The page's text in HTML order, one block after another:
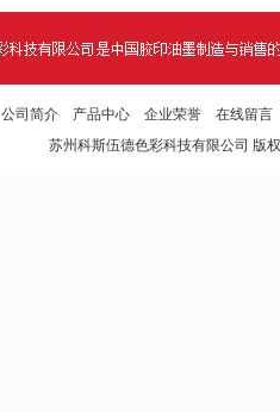
公司简介 产品中心 企业荣誉
在线留言
苏州科斯伍德色彩科技有限公司 版